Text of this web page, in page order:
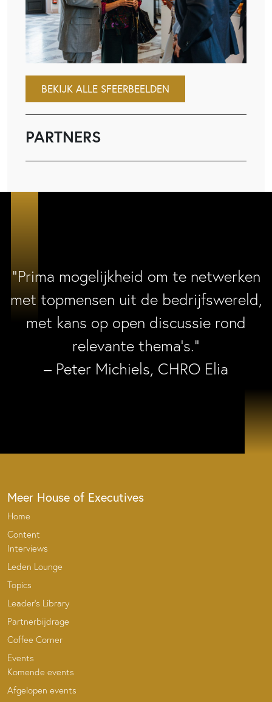
BEKIJK ALLE SFEERBEELDEN
PARTNERS
“Prima mogelijkheid om te netwerken
met topmensen uit de bedrijfswereld,
met kans op open discussie rond
relevante thema’s.”
– Peter Michiels, CHRO Elia
Meer House of Executives
Home
Content
Interviews
Leden Lounge
Topics
Leader’s Library
Partnerbijdrage
Coffee Corner
Events
Komende events
Afgelopen events